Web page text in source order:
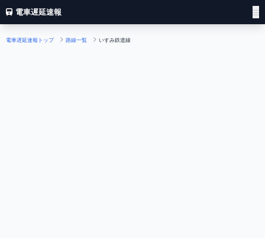
電車遅延速報
電車遅延速報トップ 路線一覧 いすみ鉄道線